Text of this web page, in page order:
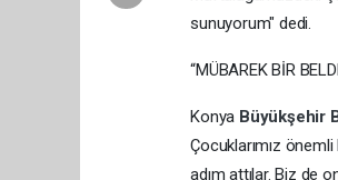
sunuyorum" dedi.
“MÜBAREK BİR
Konya Büyükşehir
Çocuklarımız
adım attılar. Biz de